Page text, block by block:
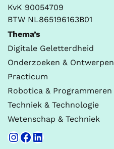
KvK 90054709
BTW NL865196163B01
Thema’s
Digitale Geletterdheid
Onderzoeken & Ontwerpen
Practicum
Robotica & Programmeren
Techniek & Technologie
Wetenschap & Techniek
Instagram
Facebook
LinkedIn